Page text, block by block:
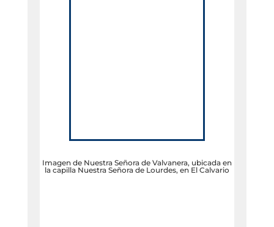
Imagen de Nuestra Señora de Valvanera, ubicada en
la capilla Nuestra Señora de Lourdes, en El Calvario